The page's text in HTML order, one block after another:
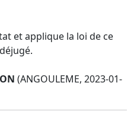
et applique la loi de ce
(ANGOULEME, 2023-01-